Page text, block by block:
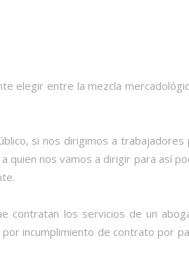
elegir entre la mezcla
si nos dirigimos a trabajadores
quien nos vamos a dirigir para así
contratan los servicios de un
por incumplimiento de contrato por